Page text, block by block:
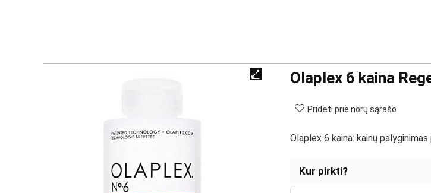
Olaplex 6 kaina
Pridėti prie norų sąrašo
Olaplex 6 kaina: kainų
Kur pirkti?